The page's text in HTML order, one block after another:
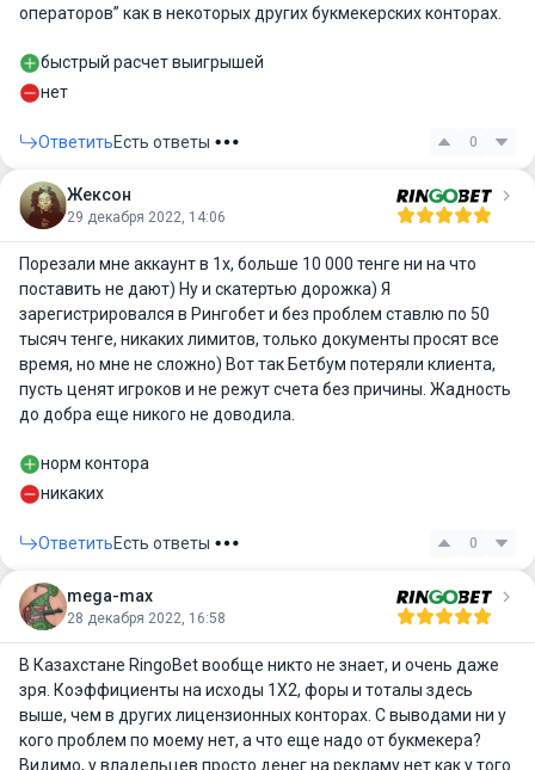
операторов” как в некоторых других букмекерских конторах.
быстрый расчет выигрышей
нет
ОтветитьЕсть ответы 0
Жексон
29 декабря 2022, 14:06
Порезали мне аккаунт в 1х, больше 10 000 тенге ни на что
поставить не дают) Ну и скатертью дорожка) Я
зарегистрировался в Рингобет и без проблем ставлю по 50
тысяч тенге, никаких лимитов, только документы просят все
время, но мне не сложно) Вот так Бетбум потеряли клиента,
пусть ценят игроков и не режут счета без причины. Жадность
до добра еще никого не доводила.
норм контора
никаких
ОтветитьЕсть ответы 0
mega-max
28 декабря 2022, 16:58
В Казахстане RingoBet вообще никто не знает, и очень даже
зря. Коэффициенты на исходы 1Х2, форы и тоталы здесь
выше, чем в других лицензионных конторах. С выводами ни у
кого проблем по моему нет, а что еще надо от букмекера?
Видимо, у владельцев просто денег на рекламу нет как у того